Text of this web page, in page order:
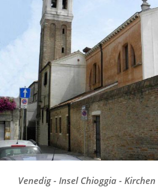
Venedig - Insel Chioggia - Kirchen